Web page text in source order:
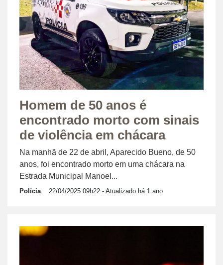
Homem de 50 anos é
encontrado morto com sinais
de violência em chácara
Na manhã de 22 de abril, Aparecido Bueno, de 50
anos, foi encontrado morto em uma chácara na
Estrada Municipal Manoel...
Polícia 22/04/2025 09h22 - Atualizado há 1 ano